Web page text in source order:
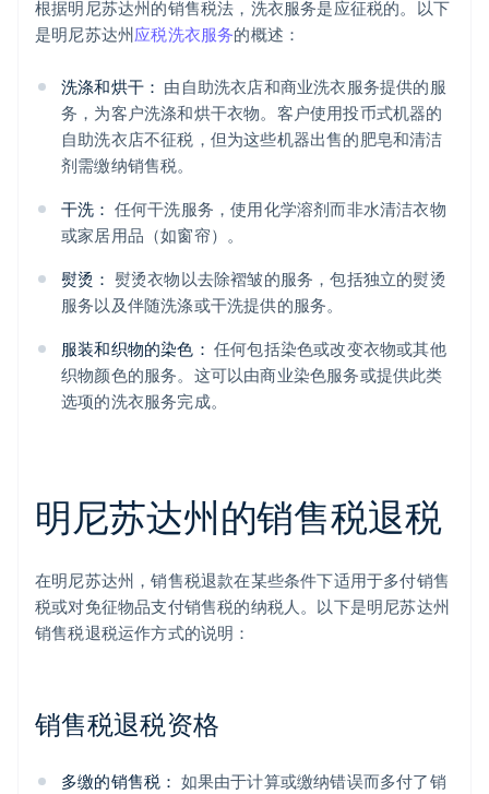
根据明尼苏达州的销售税法，洗衣服务是应征税的。以下
是明尼苏达州应税洗衣服务的概述：
洗涤和烘干： 由自助洗衣店和商业洗衣服务提供的服
务，为客户洗涤和烘干衣物。客户使用投币式机器的
自助洗衣店不征税，但为这些机器出售的肥皂和清洁
剂需缴纳销售税。
干洗： 任何干洗服务，使用化学溶剂而非水清洁衣物
或家居用品（如窗帘）。
熨烫： 熨烫衣物以去除褶皱的服务，包括独立的熨烫
服务以及伴随洗涤或干洗提供的服务。
服装和织物的染色： 任何包括染色或改变衣物或其他
织物颜色的服务。这可以由商业染色服务或提供此类
选项的洗衣服务完成。
明尼苏达州的销售税退税
在明尼苏达州，销售税退款在某些条件下适用于多付销售
税或对免征物品支付销售税的纳税人。以下是明尼苏达州
销售税退税运作方式的说明：
销售税退税资格
多缴的销售税： 如果由于计算或缴纳错误而多付了销